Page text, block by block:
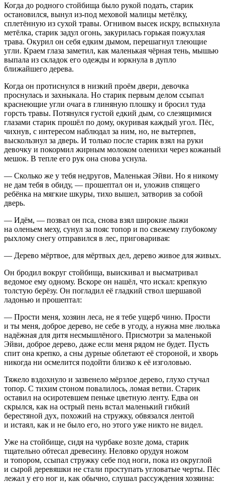
Когда до родного стойбища было рукой подать, старик
остановился, вынул из-под меховой малицы метёлку,
сплетённую из сухой травы. Огнивом высек искру, вспыхнула
метёлка, старик задул огонь, закурилась горькая пожухлая
трава. Окурил он себя едким дымом, перешагнул тлеющие
угли. Краем глаза заметил, как маленькая чёрная тень, мышью
выпала из складок его одежды и юркнула в дупло
ближайшего дерева.
Когда он протиснулся в низкий проём двери, девочка
проснулась и захныкала. Но старик первым делом ссыпал
краснеющие угли очага в глиняную плошку и бросил туда
горсть травы. Потянулся густой едкий дым, со слезящимися
глазами старик прошёл по дому, окуривая каждый угол. Пёс,
чихнув, с интересом наблюдал за ним, но, не вытерпев,
выскользнул за дверь. И только после старик взял на руки
девочку и покормил жирным молоком оленихи через кожаный
мешок. В тепле его рук она снова уснула.
— Сколько же у тебя недругов, Маленькая Эйви. Но я никому
не дам тебя в обиду, — прошептал он и, уложив спящего
ребёнка на мягкие шкуры, тихо вышел, затворив за собой
дверь.
— Идём, — позвал он пса, снова взял широкие лыжи
на оленьем меху, сунул за пояс топор и по свежему глубокому
рыхлому снегу отправился в лес, приговаривая:
— Дерево мёртвое, для мёртвых дел, дерево живое для живых.
Он бродил вокруг стойбища, выискивал и высматривал
ведомое ему одному. Вскоре он нашёл, что искал: крепкую
толстую берёзу. Он погладил её гладкий ствол шершавой
ладонью и прошептал:
— Прости меня, хозяин леса, не я тебе ущерб чиню. Прости
и ты меня, доброе дерево, не себе в угоду, а нужна мне люлька
надёжная для дитя несмышлёного. Присмотри за маленькой
Эйви, доброе дерево, даже если меня рядом не будет. Пусть
спит она крепко, а сны дурные облетают её стороной, и хворь
никогда ни осмелится подойти близко к её изголовью.
Тяжело вздохнуло и зазвенело мёрзлое дерево, глухо стучал
топор. С тихим стоном повалилось, ломая ветви. Старик
оставил на осиротевшем пеньке цветную ленту. Едва он
скрылся, как на острый пень встал маленький гибкий
берестяной дух, похожий на стружку, обвязался лентой
и истаял, как и не было его, но этого уже никто не видел.
Уже на стойбище, сидя на чурбаке возле дома, старик
тщательно обтесал древесину. Неловко орудуя ножом
и топором, ссыпал стружку себе под ноги, пока из округлой
и сырой деревяшки не стали проступать угловатые черты. Пёс
лежал у его ног и, как обычно, слушал рассуждения хозяина: